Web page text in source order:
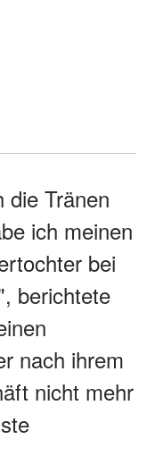
die Tränen
ich meinen
bei
berichtete
nach ihrem
nicht mehr